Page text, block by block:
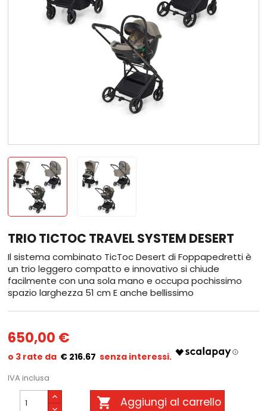
TRIO TICTOC TRAVEL SYSTEM DESERT
Il sistema combinato TicToc Desert di Foppapedretti è
un trio leggero compatto e innovativo si chiude
facilmente con una sola mano e occupa pochissimo
spazio larghezza 51 cm E anche bellissimo
650,00 €
€ 216.67
IVA inclusa
 Aggiungi al carrello